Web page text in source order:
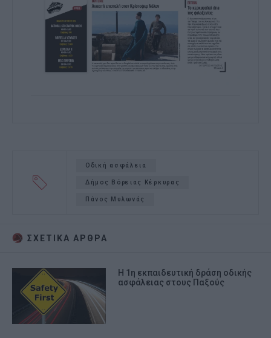
Οδική ασφάλεια
Δήμος Βόρειας Κέρκυρας
Πάνος Μυλωνάς
ΣΧΕΤΙΚA AΡΘΡΑ
Η 1η εκπαιδευτική δράση οδικής
ασφάλειας στους Παξούς